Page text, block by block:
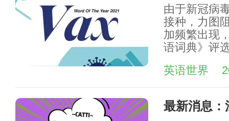
由于新冠病
接种，力图
加频繁出现
语词典》评
英语世界
最新消息：